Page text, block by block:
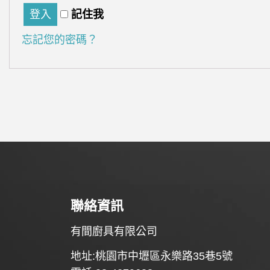
登入 記住我
忘記您的密碼？
聯絡資訊
有間廚具有限公司
地址:桃園市中壢區永樂路35巷5號